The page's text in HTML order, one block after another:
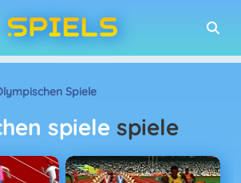
Spiele
spielespiele